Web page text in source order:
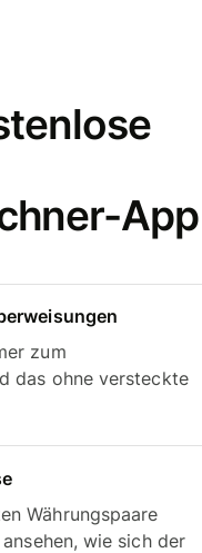
App
zum
das ohne versteckte
Währungspaare
wie sich der